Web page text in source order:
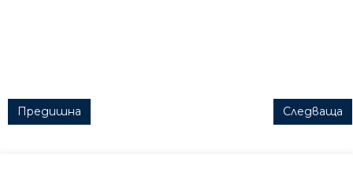
Post navigation
Предишна Следваща